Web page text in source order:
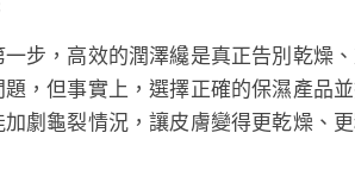
步，高效的潤澤纔是真正告別乾燥
，但事實上，選擇正確的保濕產品
劇龜裂情況，讓皮膚變得更乾燥、更